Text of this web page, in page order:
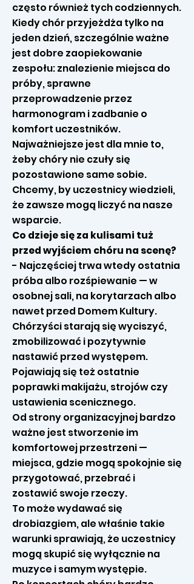
często również tych codziennych.
Kiedy chór przyjeżdża tylko na
jeden dzień, szczególnie ważne
jest dobre zaopiekowanie
zespołu: znalezienie miejsca do
próby, sprawne
przeprowadzenie przez
harmonogram i zadbanie o
komfort uczestników.
Najważniejsze jest dla mnie to,
żeby chóry nie czuły się
pozostawione same sobie.
Chcemy, by uczestnicy wiedzieli,
że zawsze mogą liczyć na nasze
wsparcie.
Co dzieje się za kulisami tuż
przed wyjściem chóru na scenę?
- Najczęściej trwa wtedy ostatnia
próba albo rozśpiewanie — w
osobnej sali, na korytarzach albo
nawet przed Domem Kultury.
Chórzyści starają się wyciszyć,
zmobilizować i pozytywnie
nastawić przed występem.
Pojawiają się też ostatnie
poprawki makijażu, strojów czy
ustawienia scenicznego.
Od strony organizacyjnej bardzo
ważne jest stworzenie im
komfortowej przestrzeni —
miejsca, gdzie mogą spokojnie się
przygotować, przebrać i
zostawić swoje rzeczy.
To może wydawać się
drobiazgiem, ale właśnie takie
warunki sprawiają, że uczestnicy
mogą skupić się wyłącznie na
muzyce i samym występie.